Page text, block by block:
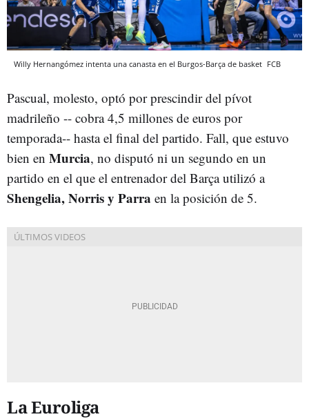
Willy Hernangómez intenta una canasta en el Burgos-Barça de basket FCB
Pascual, molesto, optó por prescindir del pívot
madrileño -- cobra 4,5 millones de euros por
temporada-- hasta el final del partido. Fall, que estuvo
bien en Murcia, no disputó ni un segundo en un
partido en el que el entrenador del Barça utilizó a
Shengelia, Norris y Parra en la posición de 5.
La Euroliga